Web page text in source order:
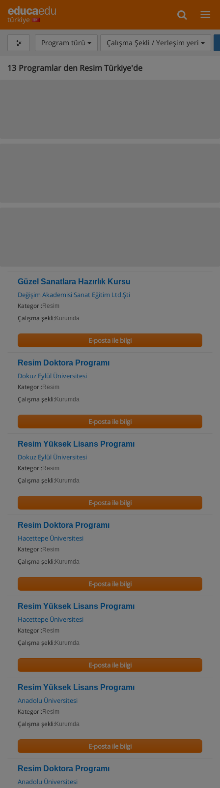
türkiye
Program türü Çalışma Şekli / Yerleşim yeri
13 Programlar den Resim Türkiye'de
Güzel Sanatlara Hazırlık Kursu
Değişim Akademisi Sanat Eğitim Ltd.Şti
Kategori: Resim
Çalışma şekli: Kurumda
E-posta ile bilgi
Resim Doktora Programı
Dokuz Eylül Üniversitesi
Kategori: Resim
Çalışma şekli: Kurumda
E-posta ile bilgi
Resim Yüksek Lisans Programı
Dokuz Eylül Üniversitesi
Kategori: Resim
Çalışma şekli: Kurumda
E-posta ile bilgi
Resim Doktora Programı
Hacettepe Üniversitesi
Kategori: Resim
Çalışma şekli: Kurumda
E-posta ile bilgi
Resim Yüksek Lisans Programı
Hacettepe Üniversitesi
Kategori: Resim
Çalışma şekli: Kurumda
E-posta ile bilgi
Resim Yüksek Lisans Programı
Anadolu Üniversitesi
Kategori: Resim
Çalışma şekli: Kurumda
E-posta ile bilgi
Resim Doktora Programı
Anadolu Üniversitesi